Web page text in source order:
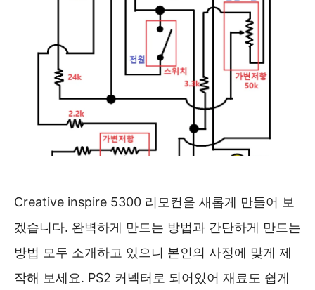
Creative inspire 5300 리모컨을 새롭게 만들어 보
겠습니다. 완벽하게 만드는 방법과 간단하게 만드는
방법 모두 소개하고 있으니 본인의 사정에 맞게 제
작해 보세요. PS2 커넥터로 되어있어 재료도 쉽게